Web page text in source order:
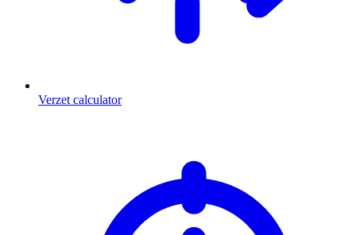
Verzet calculator